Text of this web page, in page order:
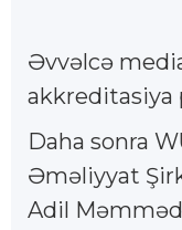
Əvvəlcə
akkreditasiya
Daha sonra
Əməliyyat
Adil